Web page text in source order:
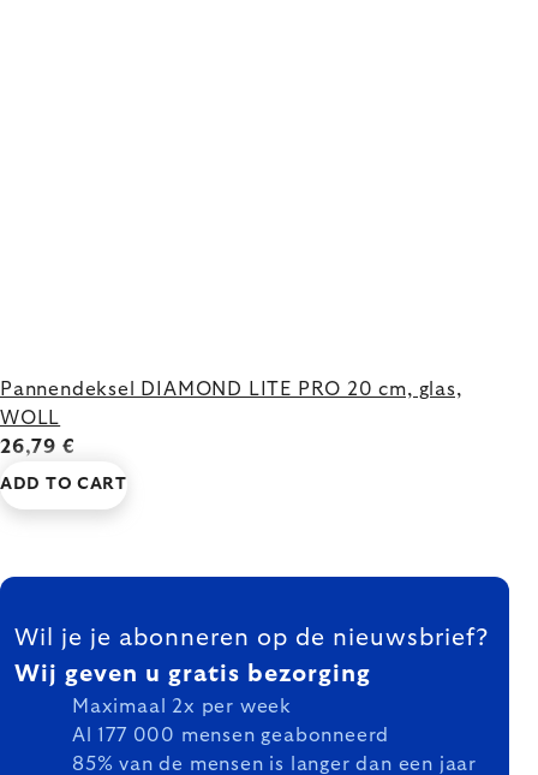
Pannendeksel DIAMOND LITE PRO 20 cm, glas,
WOLL
26,79 €
ADD TO CART
FOOTER
Wil je je abonneren op de nieuwsbrief?
Wij geven u gratis bezorging
Maximaal 2x per week
Al 177 000 mensen geabonneerd
85% van de mensen is langer dan een jaar